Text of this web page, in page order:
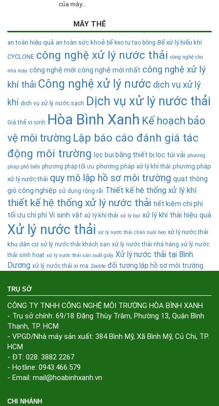
của máy...
MÂY THẺ
an toàn hiệu quả an toàn sức khoẻ bể keo tụ tạo bông Bể xử lý hiếu khí
CYCLONE công nghệ xử lý nước thải công nghệ cho
nhà máy công nghệ mới công nghệ mới nhất công nghệ xử lý
khí thải Công nghệ xử lý nước dịch vụ xử lý
khí dịch vụ xử lý nước sạch Dịch vụ xử lý nước thải
Giá thể vi sinh Hòa Bình Xanh Kế hoạch bảo
vệ môi trường Lập báo cáo đánh giá tác
động môi trường lọc bụi bằng thiết bị lọc túi vải phương
pháp phổ biến phương pháp tối ưu phương pháp xử lý khí thải phương pháp
xử lý nước thải quy mô lập hồ sơ môi trường quạt thông
gió công nghiệp sử dụng rộng rãi Thiết kế hệ thống xử lý khí
thiết kế hệ thống xử lý nước thải tiết kiệm chi phí
tối ưu chi phí Vi sinh vật xử lý khí thải xử lý bụi xử lý khí thải hiệu quả
Xử lý nước thải xử lý nước thải chăn nuôi heo xử lý nước thải
khu dân cư xử lý nước thải khách sạn xử lý nước thải nhà hàng xử lý nước
thải sinh hoạt xử lý nước thải sản xuất giấy Xử lý nước thải tại Bình
Dương xử lý nước thải xi mạ Zeolite đối tượng lập hồ sơ môi trường
TRỤ SỞ
CÔNG TY TNHH CÔNG NGHỆ MÔI TRƯỜNG HÒA BÌNH XANH
- Trụ sở chính: 69/18 Đặng Thùy Trâm, Phường 13, Quận Bình
Thạnh, TP. HCM
- VPGD/Nhà máy sản xuất: 384 Bình Mỹ, Xã Bình Mỹ, Củ Chi, TP.
HCM
- ĐT: 028. 3882 2267
- Hotline: 0943.466.579
- Email: mail@hoabinhxanh.vn
CHI NHÁNH